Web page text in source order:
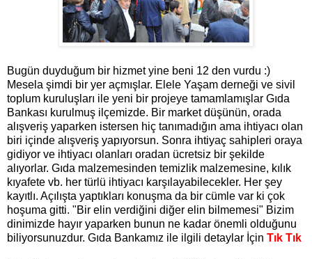
Bugün duyduğum bir hizmet yine beni 12 den vurdu :)
Mesela şimdi bir yer açmışlar. Elele Yaşam derneği ve sivil
toplum kuruluşları ile yeni bir projeye tamamlamışlar Gıda
Bankası kurulmuş ilçemizde. Bir market düşünün, orada
alışveriş yaparken istersen hiç tanımadığın ama ihtiyacı olan
biri içinde alışveriş yapıyorsun. Sonra ihtiyaç sahipleri oraya
gidiyor ve ihtiyacı olanları oradan ücretsiz bir şekilde
alıyorlar. Gıda malzemesinden temizlik malzemesine, kılık
kıyafete vb. her türlü ihtiyacı karşılayabilecekler. Her şey
kayıtlı. Açılışta yaptıkları konuşma da bir cümle var ki çok
hoşuma gitti. "Bir elin verdiğini diğer elin bilmemesi" Bizim
dinimizde hayır yaparken bunun ne kadar önemli olduğunu
biliyorsunuzdur. Gıda Bankamız ile ilgili detaylar İçin Tık Tık